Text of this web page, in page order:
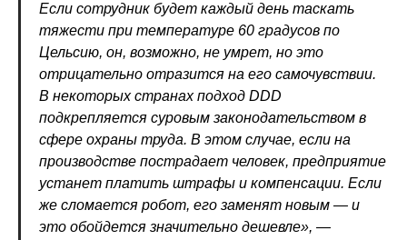
Если сотрудник будет каждый день таскать
тяжести при температуре 60 градусов по
Цельсию, он, возможно, не умрет, но это
отрицательно отразится на его самочувствии.
В некоторых странах подход DDD
подкрепляется суровым законодательством в
сфере охраны труда. В этом случае, если на
производстве пострадает человек, предприятие
устанет платить штрафы и компенсации. Если
же сломается робот, его заменят новым — и
это обойдется значительно дешевле», —